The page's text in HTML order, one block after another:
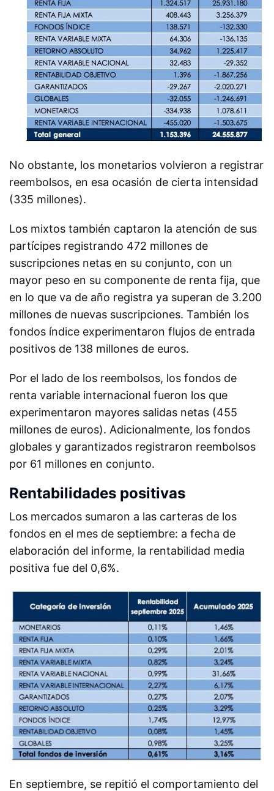
No obstante, los monetarios volvieron a registrar
reembolsos, en esa ocasión de cierta intensidad
(335 millones).
Los mixtos también captaron la atención de sus
partícipes registrando 472 millones de
suscripciones netas en su conjunto, con un
mayor peso en su componente de renta fija, que
en lo que va de año registra ya superan de 3.200
millones de nuevas suscripciones. También los
fondos índice experimentaron flujos de entrada
positivos de 138 millones de euros.
Por el lado de los reembolsos, los fondos de
renta variable internacional fueron los que
experimentaron mayores salidas netas (455
millones de euros). Adicionalmente, los fondos
globales y garantizados registraron reembolsos
por 61 millones en conjunto.
Rentabilidades positivas
Los mercados sumaron a las carteras de los
fondos en el mes de septiembre: a fecha de
elaboración del informe, la rentabilidad media
positiva fue del 0,6%.
En septiembre, se repitió el comportamiento del